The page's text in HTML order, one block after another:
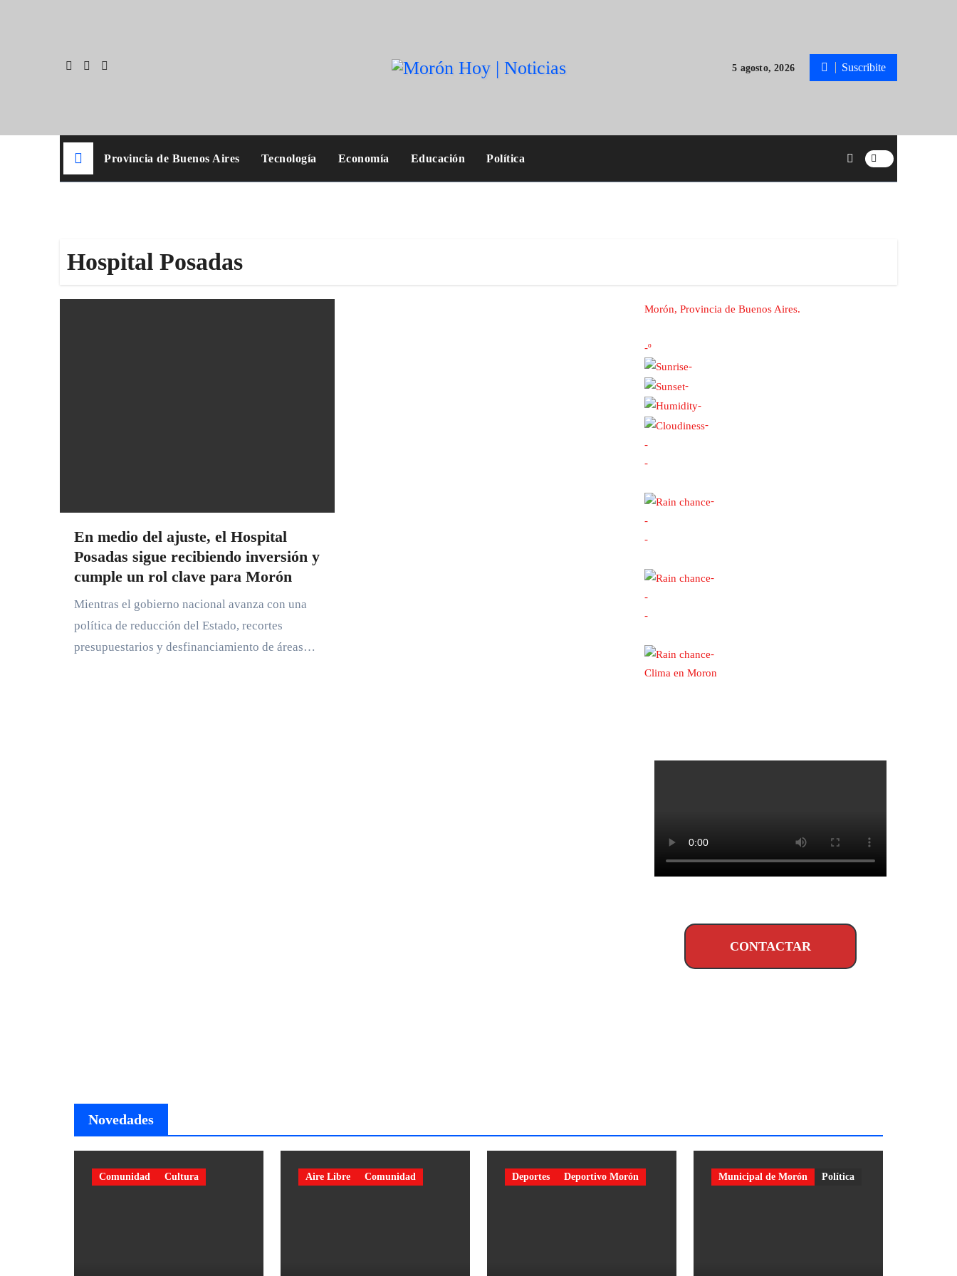
5 agosto, 2026 Suscribite
Provincia de Buenos Aires Tecnología Economía Educación Política
Hospital Posadas
En medio del ajuste, el Hospital
Posadas sigue recibiendo inversión y
cumple un rol clave para Morón
Mientras el gobierno nacional avanza con una
política de reducción del Estado, recortes
presupuestarios y desfinanciamiento de áreas…
Morón, Provincia de Buenos Aires.
-º
-
-
-
-
-
-
-
-
-
-
-
-
-
Clima en Moron
CONTACTAR
Novedades
Comunidad Cultura Aire Libre Comunidad Deportes Deportivo Morón Municipal de Morón Política